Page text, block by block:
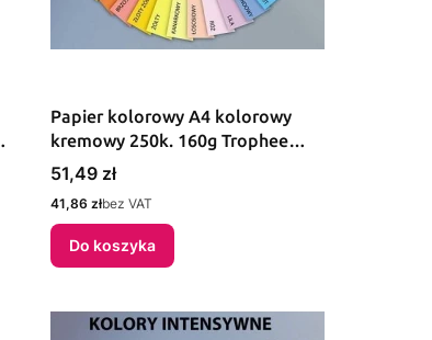
Papier kolorowy A4 kolorowy
kremowy 250k. 160g Trophee
(xca41040)
Cena
51,49 zł
Cena
41,86 złbez VAT
Do koszyka